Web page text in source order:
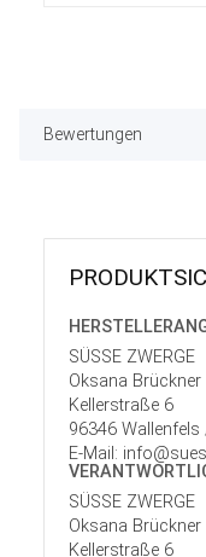
Bewertungen
SÜSSE ZWERGE
Oksana Brückner
Kellerstraße 6
96346
E-Mail:
SÜSSE ZWERGE
Oksana Brückner
Kellerstraße 6